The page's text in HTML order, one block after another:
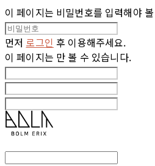
이 페이지는 비밀번호를 입력해야
먼저 로그인 후 이용해주세요.
이 페이지는 만 볼 수 있습니다.